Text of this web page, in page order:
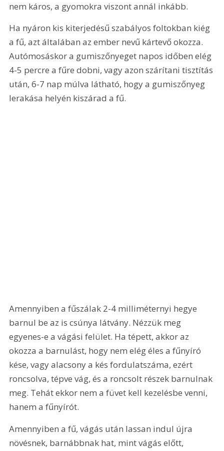
nem káros, a gyomokra viszont annál inkább.
Ha nyáron kis kiterjedésű szabályos foltokban kiég
a fű, azt általában az ember nevű kártevő okozza.
Autómosáskor a gumiszőnyeget napos időben elég
4-5 percre a fűre dobni, vagy azon szárítani tisztítás
után, 6-7 nap múlva látható, hogy a gumiszőnyeg
lerakása helyén kiszárad a fű.
Amennyiben a fűszálak 2-4 milliméternyi hegye
barnul be az is csúnya látvány. Nézzük meg
egyenes-e a vágási felület. Ha tépett, akkor az
okozza a barnulást, hogy nem elég éles a fűnyíró
kése, vagy alacsony a kés fordulatszáma, ezért
roncsolva, tépve vág, és a roncsolt részek barnulnak
meg. Tehát ekkor nem a füvet kell kezelésbe venni,
hanem a fűnyírót.
Amennyiben a fű, vágás után lassan indul újra
növésnek, barnábbnak hat, mint vágás előtt,